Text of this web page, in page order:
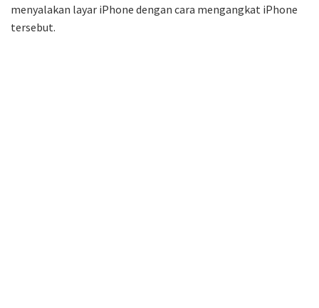
menyalakan layar iPhone dengan cara mengangkat iPhone
tersebut.